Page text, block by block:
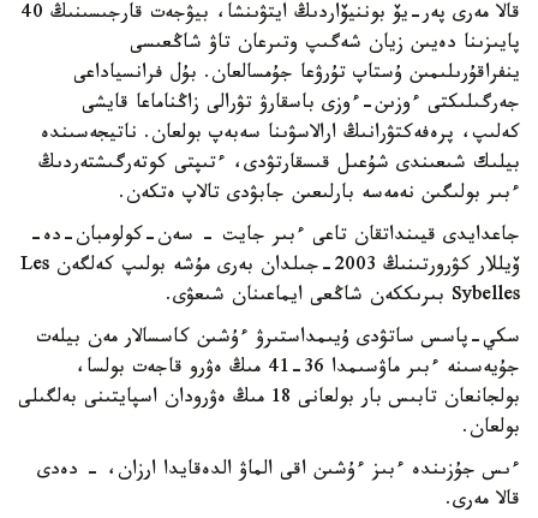
قالا مەرى پەر-يۆ بوننيۆاردىڭ ايتۋىنشا، بيۋجەت قارجىسىنىڭ 40
پايىزىنا دەيىن زيان شەگىپ وتىرعان تاۋ شاڭعىسى
ينفراقۇرىلىمىن ۇستاپ تۇرۋعا جۇمسالعان. بۇل فرانسياداعى
جەرگىلىكتى ءوزىن-ءوزى باسقارۋ تۋرالى زاڭناماعا قايشى
كەلىپ، پرەفەكتۋرانىڭ ارالاسۋىنا سەبەپ بولعان. ناتيجەسىندە
بيلىك شىعىندى شۇعىل قىسقارتۋدى، ءتىپتى كوتەرگىشتەردىڭ
ءبىر بولىگىن نەمەسە بارلىعىن جابۋدى تالاپ ەتكەن.
جاعدايدى قيىنداتقان تاعى ءبىر جايت - سەن-كولومبان-دە-
ۆيللار كۋرورتىنىڭ 2003-جىلدان بەرى مۇشە بولىپ كەلگەن Les
Sybelles بىرىككەن شاڭعى ايماعىنان شىعۋى.
سكي-پاسس ساتۋدى ۇيىمداستىرۋ ءۇشىن كاسسالار مەن بيلەت
جۇيەسىنە ءبىر ماۋسىمدا 36-41 مىڭ ەۋرو قاجەت بولسا،
بولجانعان تابىس بار بولعانى 18 مىڭ ەۋرودان اسپايتىنى بەلگىلى
بولعان.
ءىس جۇزىندە ءبىز ءۇشىن اقى الماۋ الدەقايدا ارزان، - دەدى
قالا مەرى.